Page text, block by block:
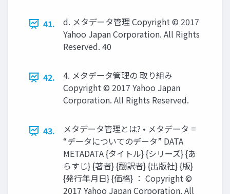
41.
d. メタデータ管理 Copyright © 2017
Yahoo Japan Corporation. All Rights
Reserved. 40
42.
4. メタデータ管理の 取り組み
Copyright © 2017 Yahoo Japan
Corporation. All Rights Reserved.
43.
メタデータ管理とは? • メタデータ =
“データについてのデータ” DATA
METADATA {タイトル} {シリーズ} {あ
らすじ} {著者} {翻訳者} {出版社} {版}
{発行年月日} {価格} ： Copyright ©
2017 Yahoo Japan Corporation. All